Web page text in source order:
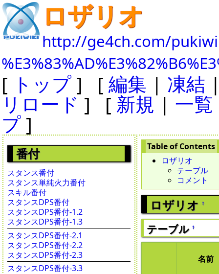
ロザリオ
http://ge4ch.com/
[ トップ ] [編集 | 凍結
リロード ] [ 新規| 一覧
プ ]
番付
スタンス番付
スタンス単純火力番付
スキル番付
スタンスDPS番付
スタンスDPS番付-1.2
スタンスDPS番付-1.3
スタンスDPS番付-2.1
スタンスDPS番付-2.2
スタンスDPS番付-2.3
スタンスDPS番付-3.3
ロザリオ
テーブル
コメント
ロザリオ†
テーブル †
名前